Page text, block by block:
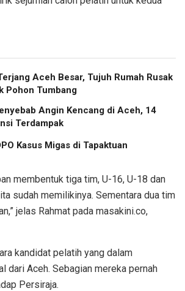
Aceh Besar, Tujuh Rumah Rusak
Pohon Tumbang
Angin Kencang di Aceh, 14
Terdampak
Kasus Migas di Tapaktuan
membentuk tiga tim, U-16, U-18 dan
sudah memilikinya. Sementara dua tim
jelas Rahmat pada masakini.co,
kandidat pelatih yang dalam
dari Aceh. Sebagian mereka pernah
Persiraja.